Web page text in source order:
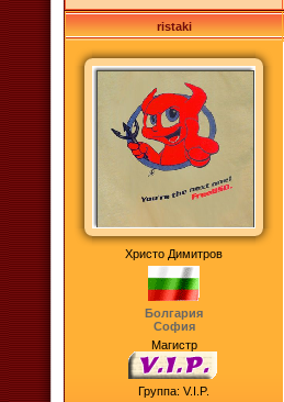
ristaki
Христо Димитров
Болгария
София
Магистр
Группа: V.I.P.